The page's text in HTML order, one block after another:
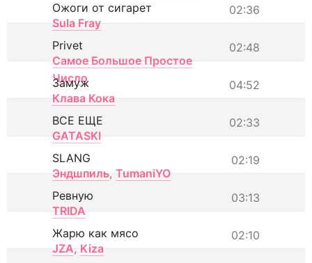
02:36
Ожоги от сигарет
Sula Fray
02:48
Privet
Самое Большое Простое
Число
04:52
Замуж
Клава Кока
02:33
ВСЕ ЕЩЕ
GATASKI
02:19
SLANG
Эндшпиль, TumaniYO
03:13
Ревную
TRIDA
02:10
Жарю как мясо
JZA, Kiza